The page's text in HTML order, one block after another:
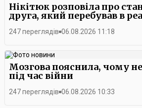
Нікітюк розповіла про
друга, який перебував в
247 переглядів 06.08.2026 11:18
Мозгова пояснила, чому не
під час війни
247 переглядів 06.08.2026 10:33